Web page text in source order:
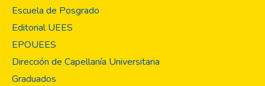
El
garantiza la producción del conocimiento
científico multidisciplinario con enfoque
Escuela de Posgrado
Editorial UEES
EPOUEES
Dirección de Capellanía Universitaria
Graduados